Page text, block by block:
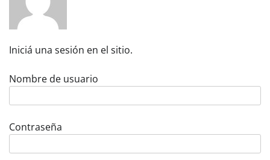
Iniciá una sesión en el sitio.
Nombre de usuario
Contraseña